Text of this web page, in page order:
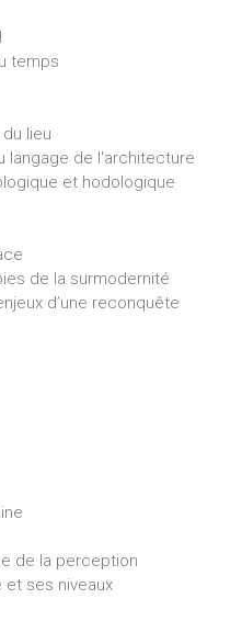
temps
lieu
langage de l'architecture
et hodologique
de la surmodernité
d’une reconquête
de la perception
et ses niveaux